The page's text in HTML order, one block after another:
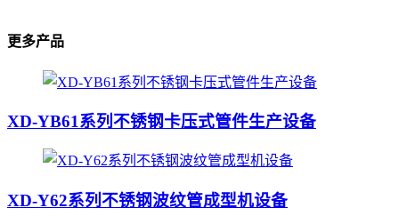
更多产品
XD-YB61系列不锈钢卡压式管件生产设备
XD-Y62系列不锈钢波纹管成型机设备